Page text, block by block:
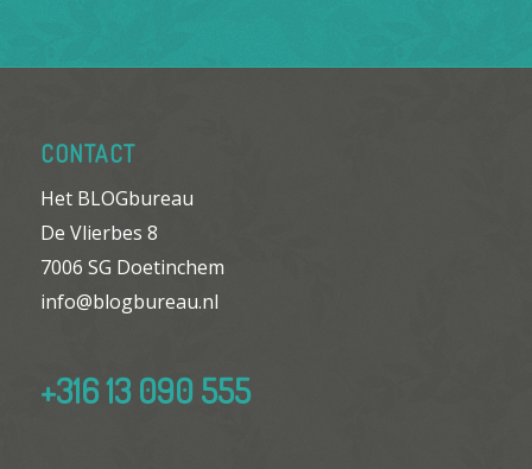
CONTACT
Het BLOGbureau
De Vlierbes 8
7006 SG Doetinchem
info@blogbureau.nl
+316 13 090 555